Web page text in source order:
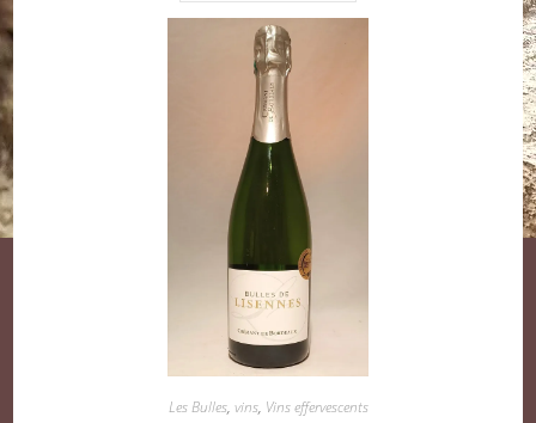
Les Bulles, vins, Vins effervescents